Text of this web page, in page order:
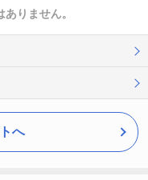
りません。
へ